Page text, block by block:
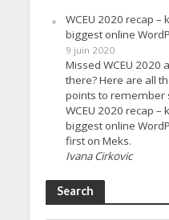
WCEU 2020 recap
biggest online
9 juin 2020
Missed WCEU 2020
there? Here are all
points to remember
WCEU 2020 recap
biggest online
first on Meks.
Ivana Cirkovic
Search